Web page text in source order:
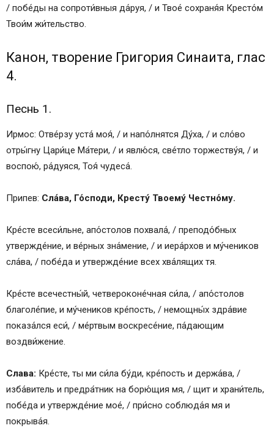
/ побе́ды на сопроти́вныя да́руя, / и Твое́ сохраня́я Кресто́м
Твои́м жи́тельство.
Канон, творение Григория Синаита, глас
4.
Песнь 1.
Ирмос: Отве́рзу уста́ моя́, / и напо́лнятся Ду́ха, / и сло́во
отры́гну Цари́це Ма́тери, / и явлю́ся, све́тло торжеству́я, / и
воспою́, ра́дуяся, Тоя́ чудеса́.
Припев: Сла́ва, Го́споди, Кресту́ Твоему́ Честно́му.
Кре́сте всеси́льне, апо́столов похвала́, / преподо́бных
утвержде́ние, и ве́рных зна́мение, / и иера́рхов и му́чеников
сла́ва, / побе́да и утвержде́ние всех хва́лящих тя.
Кре́сте всечестны́й, четвероконе́чная си́ла, / апо́столов
благоле́пие, и му́чеников кре́пость, / немощны́х здра́вие
показа́лся еси́, / ме́ртвым воскресе́ние, па́дающим
воздви́жение.
Слава: Кре́сте, ты ми си́ла бу́ди, кре́пость и держа́ва, /
изба́витель и предра́тник на борю́щия мя, / щит и храни́тель,
побе́да и утвержде́ние мое́, / при́сно соблюда́я мя и
покрыва́я.